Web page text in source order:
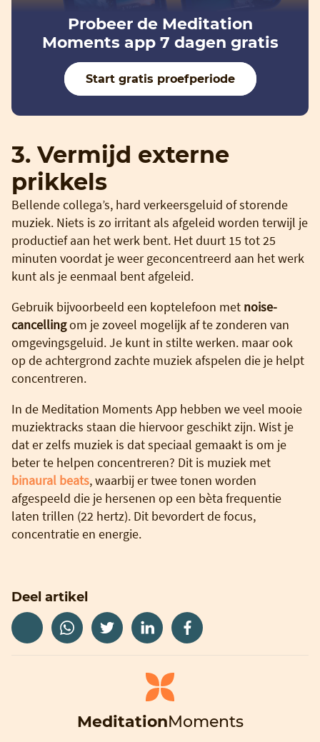
Probeer de Meditation
Moments app 7 dagen gratis
Start gratis proefperiode
3. Vermijd externe
prikkels
Bellende collega’s, hard verkeersgeluid of storende
muziek. Niets is zo irritant als afgeleid worden terwijl je
productief aan het werk bent. Het duurt 15 tot 25
minuten voordat je weer geconcentreerd aan het werk
kunt als je eenmaal bent afgeleid.
Gebruik bijvoorbeeld een koptelefoon met noise-
cancellingom je zoveel mogelijk af te zonderen van
omgevingsgeluid. Je kunt in stilte werken. maar ook
op de achtergrond zachte muziek afspelen die je helpt
concentreren.
In de Meditation Moments App hebben we veel mooie
muziektracks staan die hiervoor geschikt zijn. Wist je
dat er zelfs muziek is dat speciaal gemaakt is om je
beter te helpen concentreren? Dit is muziek met
binaural beats, waarbij er twee tonen worden
afgespeeld die je hersenen op een bèta frequentie
laten trillen (22 hertz). Dit bevordert de focus,
concentratie en energie.
Deel artikel
MeditationMoments